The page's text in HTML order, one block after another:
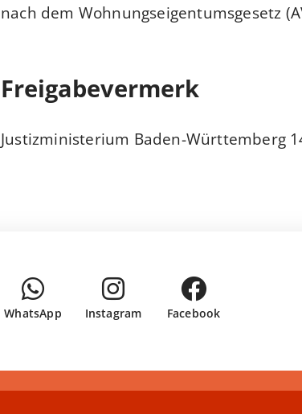
nach dem Wohnungseigentumsgesetz
Freigabevermerk
Facebook
Instagram
WhatsApp